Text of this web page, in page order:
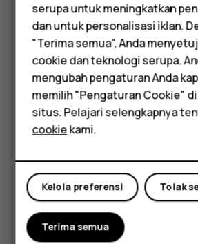
Smartphone
Feature phones
Aksesori
Tablet
serupa untuk meningkatkan
dan untuk personalisasi iklan.
"Terima semua", Anda
cookie dan teknologi serupa.
mengubah pengaturan Anda
memilih "Pengaturan Cookie"
situs. Pelajari selengkapnya
cookiekami.
Tolak
Kelola preferensi
Terima semua